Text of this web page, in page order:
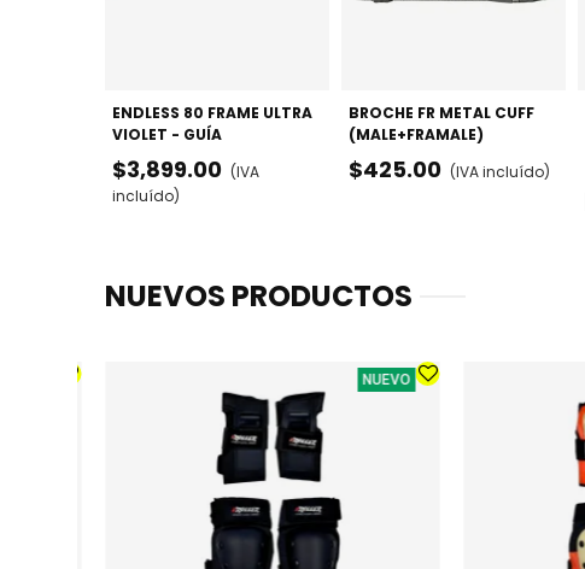
ENDLESS 80 FRAME ULTRA
VIOLET - GUÍA
MULTIFUNCIÓN
80/84/100MM
$3,899.00 (IVA
incluído)
BROCHE FR METAL CUFF
(MALE+FRAMALE)
$425.00 (IVA incluído)
NUEVOS PRODUCTOS
NUEVO